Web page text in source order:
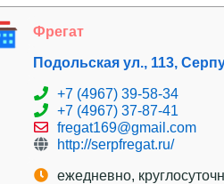
Фрегат
Подольская ул., 113,
+7 (4967) 39-58-34
+7 (4967) 37-87-41
fregat169@gmail.com
http://serpfregat.ru/
ежедневно,